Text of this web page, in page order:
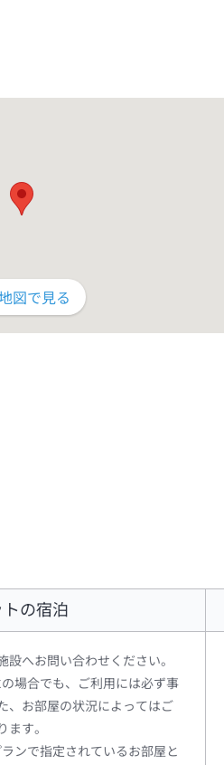
図で見る
トの宿泊
設へお問い合わせください。
場合でも、ご利用には必ず事
、お部屋の状況によってはご
ます。
ンで指定されているお部屋と